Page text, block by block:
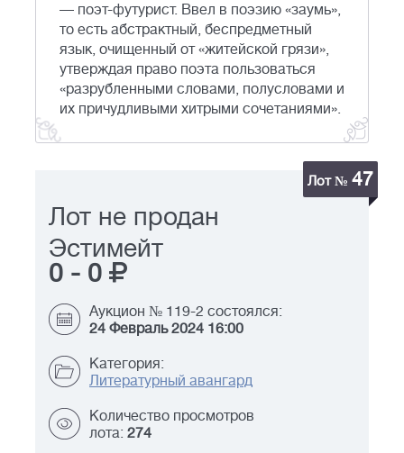
— поэт-футурист. Ввел в поэзию «заумь»,
то есть абстрактный, беспредметный
язык, очищенный от «житейской грязи»,
утверждая право поэта пользоваться
«разрубленными словами, полусловами и
их причудливыми хитрыми сочетаниями».
Лот № 47
Лот не продан
Эстимейт
0 - 0
Аукцион № 119-2 состоялся:
24 Февраль 2024 16:00
Категория:
Литературный авангард
Количество просмотров
лота: 274